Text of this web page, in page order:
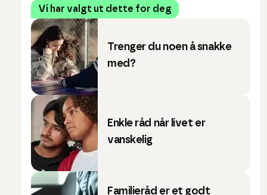
Vi har valgt ut dette for deg
Trenger du noen å snakke
med?
Enkle råd når livet er
vanskelig
Familieråd er et godt